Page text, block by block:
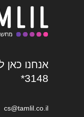
אנחנו כאן
*3148
cs@tamlil.co.il